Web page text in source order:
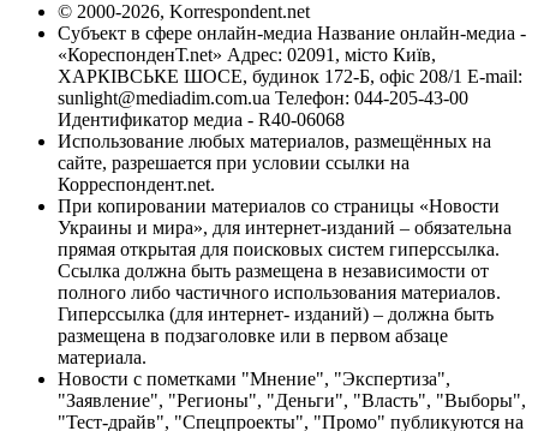
© 2000-2026, Korrespondent.net
Субъект в сфере онлайн-медиа Название онлайн-медиа -
«КореспонденТ.net» Адрес: 02091, місто Київ,
ХАРКІВСЬКЕ ШОСЕ, будинок 172-Б, офіс 208/1 E-mail:
sunlight@mediadim.com.ua Телефон: 044-205-43-00
Идентификатор медиа - R40-06068
Использование любых материалов, размещённых на
сайте, разрешается при условии ссылки на
Корреспондент.net.
При копировании материалов со страницы «Новости
Украины и мира», для интернет-изданий – обязательна
прямая открытая для поисковых систем гиперссылка.
Ссылка должна быть размещена в независимости от
полного либо частичного использования материалов.
Гиперссылка (для интернет- изданий) – должна быть
размещена в подзаголовке или в первом абзаце
материала.
Новости с пометками "Мнение", "Экспертиза",
"Заявление", "Регионы", "Деньги", "Власть", "Выборы",
"Тест-драйв", "Спецпроекты", "Промо" публикуются на